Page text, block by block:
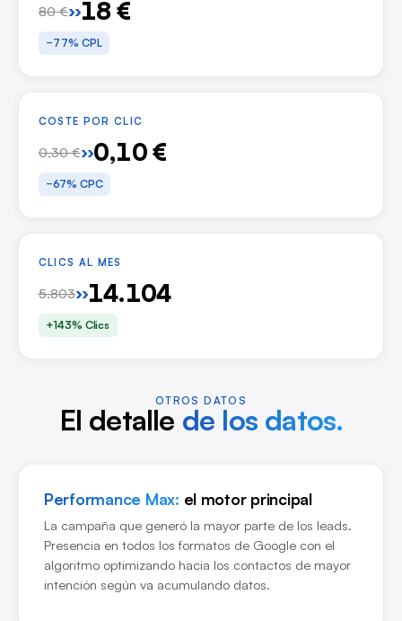
80 €››18 €
−77% CPL
COSTE POR CLIC
0,30 €››0,10 €
−67% CPC
CLICS AL MES
5.803››14.104
+143% Clics
OTROS DATOS
El detalle de los datos.
Performance Max: el motor principal
La campaña que generó la mayor parte de los leads.
Presencia en todos los formatos de Google con el
algoritmo optimizando hacia los contactos de mayor
intención según va acumulando datos.